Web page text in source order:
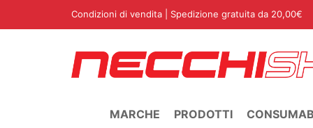
Condizioni di vendita | Spedizione gratuita da 20,00€
MARCHE PRODOTTI